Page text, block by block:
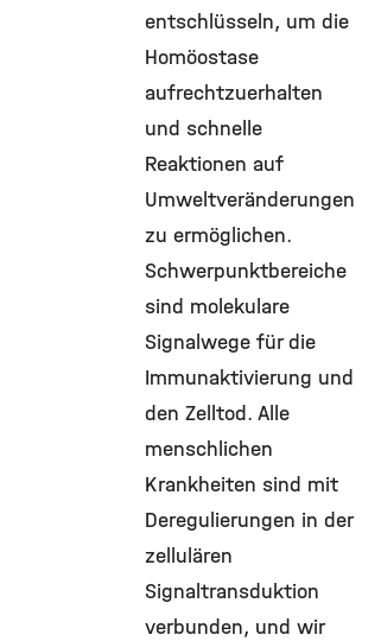
entschlüsseln, um die
Homöostase
aufrechtzuerhalten
und schnelle
Reaktionen auf
Umweltveränderungen
zu ermöglichen.
Schwerpunktbereiche
sind molekulare
Signalwege für die
Immunaktivierung und
den Zelltod. Alle
menschlichen
Krankheiten sind mit
Deregulierungen in der
zellulären
Signaltransduktion
verbunden, und wir